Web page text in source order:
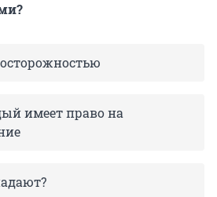
имеет право на